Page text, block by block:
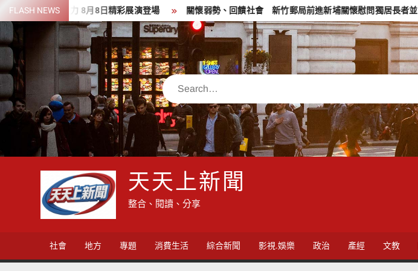
Skip
to
content
FLASH NEWS
魅力 8月8日精彩展演登場 關懷弱勢、回饋社會 新竹郵局前進新埔關懷慰問獨居長者並改善居住環境
Search
天天上新聞
整合、閱讀、分享
社會 地方 專題 消費生活 綜合新聞 影視.娛樂 政治 產經 文教